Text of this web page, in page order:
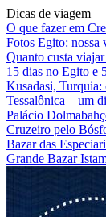
Dicas de viagem
O que fazer em
Fotos Egito: nossa
Quanto custa
15 dias no Egito e
Kusadasi, Turquia:
Tessalônica – um
Palácio
Cruzeiro pelo
Bazar das
Grande Bazar